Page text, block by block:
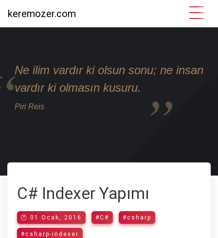
keremozer.com
Ne ilim vardır ki olsun sonu; ne insan
vardır ki olmasın kusuru.
Piri Reis
C# Indexer Yapımı
🕐 01 Ocak, 2016 #C# #csharp
#csharp-indexer